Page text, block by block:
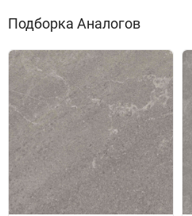
Подборка Аналогов